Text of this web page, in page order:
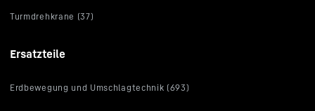
Turmdrehkrane (37)
Ersatzteile
Erdbewegung und Umschlagtechnik (693)